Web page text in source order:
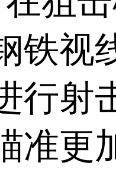
铁视
行射
准更